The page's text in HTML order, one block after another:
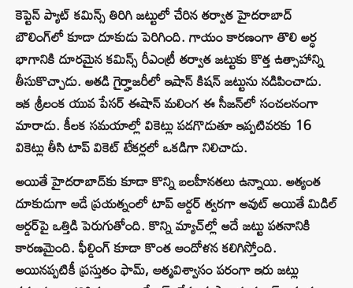
కెప్టెన్ ప్యాట్ కమిన్స్ తిరిగి జట్టులో చేరిన తర్వాత హైదరాబాద్
బౌలింగ్‌లో కూడా దూకుడు పెరిగింది. గాయం కారణంగా తొలి అర్ధ
భాగానికి దూరమైన కమిన్స్ రీఎంట్రీ తర్వాత జట్టుకు కొత్త ఉత్సాహాన్ని
తీసుకొచ్చాడు. అతడి గైర్హాజరీలో ఇషాన్ కిషన్ జట్టును నడిపించాడు.
ఇక శ్రీలంక యువ పేసర్ ఈషాన్ మలింగ ఈ సీజన్‌లో సంచలనంగా
మారాడు. కీలక సమయాల్లో వికెట్లు పడగొడుతూ ఇప్పటివరకు 16
వికెట్లు తీసి టాప్ వికెట్ టేకర్లలో ఒకడిగా నిలిచాడు.
అయితే హైదరాబాద్‌కు కూడా కొన్ని బలహీనతలు ఉన్నాయి. అత్యంత
దూకుడుగా ఆడే ప్రయత్నంలో టాప్ ఆర్డర్ త్వరగా అవుట్ అయితే మిడిల్
ఆర్డర్‌పై ఒత్తిడి పెరుగుతోంది. కొన్ని మ్యాచ్‌ల్లో అదే జట్టు పతనానికి
కారణమైంది. ఫీల్డింగ్ కూడా కొంత ఆందోళన కలిగిస్తోంది.
అయినప్పటికీ ప్రస్తుతం ఫామ్‌, ఆత్మవిశ్వాసం పరంగా ఇరు జట్లు